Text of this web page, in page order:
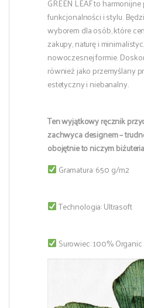
GREEN LEAF to harmonijne
funkcjonalności i stylu.
wyborem dla osób, które
zakupy, naturę i
nowoczesnej formie.
również jako przemyślany
estetyczny i niebanalny.
Ten wyjątkowy ręcznik
zachwyca designem –
obojętnie to niczym
Gramatura: 650 g/m2
Technologia: Ultrasoft
Surowiec: 100%